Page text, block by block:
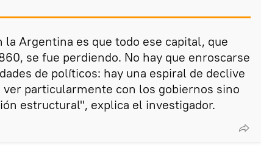
la Argentina es que todo ese capital, que
se fue perdiendo. No hay que enroscarse
de políticos: hay una espiral de declive
ver particularmente con los gobiernos sino
estructural", explica el investigador.